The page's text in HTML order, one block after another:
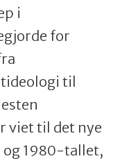
i
for
til
viet til det nye
1980-tallet,